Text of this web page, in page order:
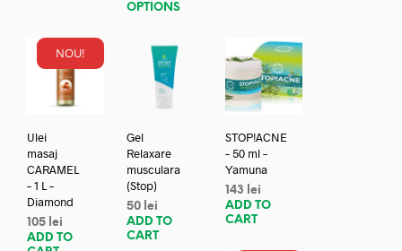
OPTIONS
NOU!
Ulei
masaj
CARAMEL
– 1 L –
Diamond
105 lei
ADD TO
Gel
Relaxare
musculara
(Stop)
50 lei
ADD TO
CART
STOP!ACNE
– 50 ml –
Yamuna
143
lei
ADD TO
CART